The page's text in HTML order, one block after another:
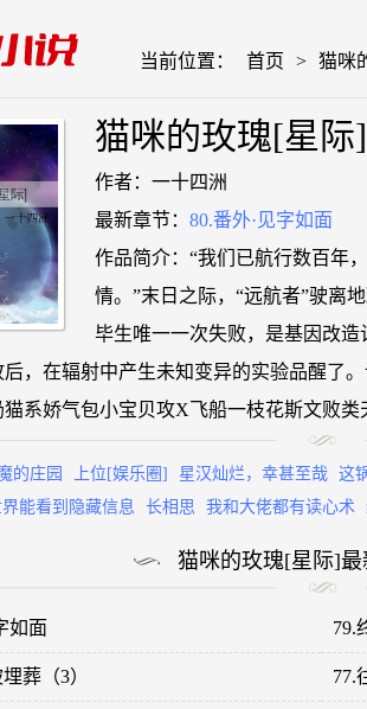
当前位置： 首页 > 猫咪
猫咪的玫瑰[星际]
作者：一十四洲
最新章节： 80.番外·见字如面
作品简介：“我们已航行数百年
情。”末日之际，“远航者”驶离
毕生唯一一次失败，是基因改造
后，在辐射中产生未知变异的实验品醒了
系娇气包小宝贝攻X飞船一枝花斯文败
的庄园 上位[娱乐圈] 星汉灿烂，幸甚至哉 这
能看到隐藏信息 长相思 我和大佬都有读心术
猫咪的玫瑰[星际]最
如面 79.
葬（3） 77.